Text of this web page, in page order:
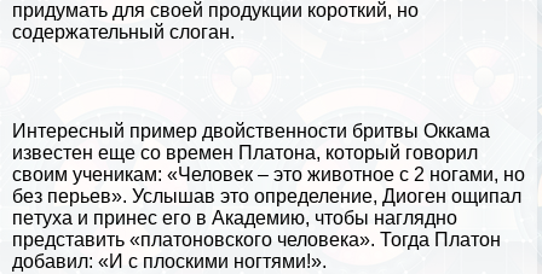
придумать для своей продукции короткий, но
содержательный слоган.
Интересный пример двойственности бритвы Оккама
известен еще со времен Платона, который говорил
своим ученикам: «Человек – это животное с 2 ногами, но
без перьев». Услышав это определение, Диоген ощипал
пeтyxа и принес его в Академию, чтобы наглядно
представить «платоновского человека». Тогда Платон
добавил: «И с плоскими ногтями!».